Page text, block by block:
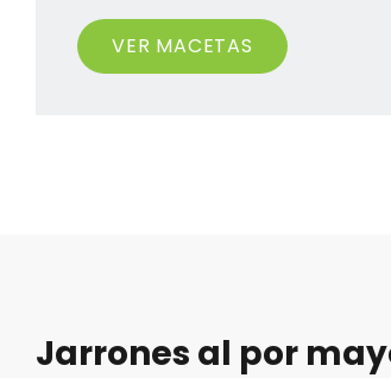
VER MACETAS
Jarrones al por